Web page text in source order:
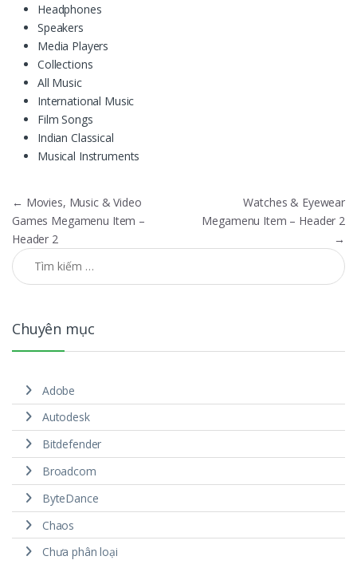
Headphones
Speakers
Media Players
Collections
All Music
International Music
Film Songs
Indian Classical
Musical Instruments
Điều hướng bài viết
← Movies, Music & Video
Games Megamenu Item –
Header 2
Watches & Eyewear
Megamenu Item – Header 2
→
Tìm kiếm cho:
Chuyên mục
Adobe
Autodesk
Bitdefender
Broadcom
ByteDance
Chaos
Chưa phân loại